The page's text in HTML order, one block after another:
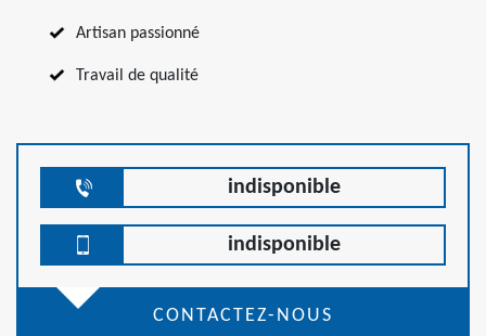
Artisan passionné
Travail de qualité
indisponible
indisponible
CONTACTEZ-NOUS